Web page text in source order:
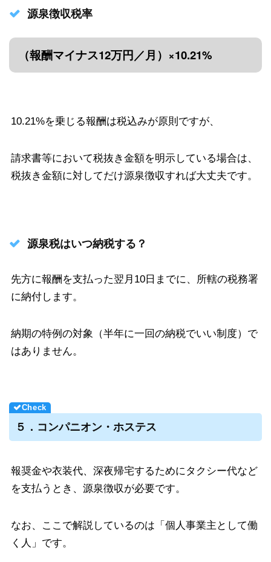
源泉徴収税率
（報酬マイナス12万円／月）×10.21%
10.21%を乗じる報酬は税込みが原則ですが、
請求書等において税抜き金額を明示している場合は、
税抜き金額に対してだけ源泉徴収すれば大丈夫です。
源泉税はいつ納税する？
先方に報酬を支払った翌月10日までに、所轄の税務署
に納付します。
納期の特例の対象（半年に一回の納税でいい制度）で
はありません。
５．コンパニオン・ホステス
報奨金や衣装代、深夜帰宅するためにタクシー代など
を支払うとき、源泉徴収が必要です。
なお、ここで解説しているのは「個人事業主として働
く人」です。